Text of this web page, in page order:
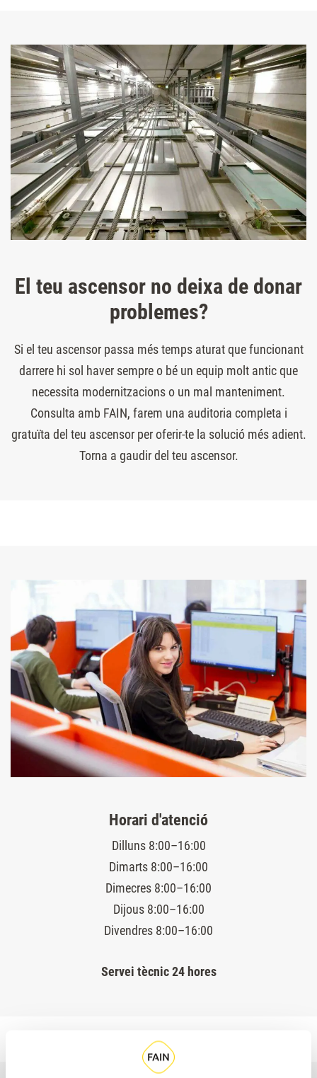
El teu ascensor no deixa de donar
problemes?
Si el teu ascensor passa més temps aturat que funcionant
darrere hi sol haver sempre o bé un equip molt antic que
necessita modernitzacions o un mal manteniment.
Consulta amb FAIN, farem una auditoria completa i
gratuïta del teu ascensor per oferir-te la solució més adient.
Torna a gaudir del teu ascensor.
Horari d'atenció
Dilluns 8:00–16:00
Dimarts 8:00–16:00
Dimecres 8:00–16:00
Dijous 8:00–16:00
Divendres 8:00–16:00
Servei tècnic 24 hores